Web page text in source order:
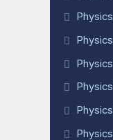
Physics
Physics
Physics
Physics
Physics
Physics